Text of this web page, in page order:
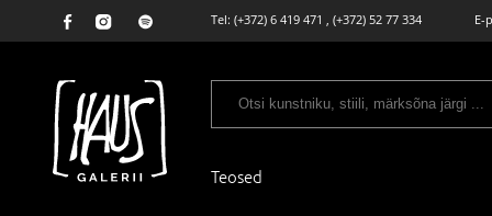
Tel: (+372) 6 419 471 , (+372) 52 77 334 E-
Teosed